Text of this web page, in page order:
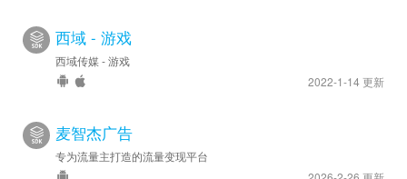
西域 - 游戏
西域传媒 - 游戏
2022-1-14 更新
麦智杰广告
专为流量主打造的流量变现平台